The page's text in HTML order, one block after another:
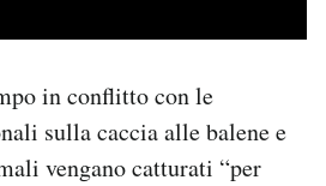
in conflitto con le
sulla caccia alle balene e
vengano catturati “per